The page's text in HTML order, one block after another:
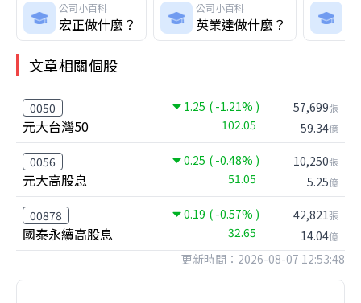
公司小百科
宏正做什麼？
公司小百科
英業達做什麼？
文章相關個股
0050 1.25 ( -1.21% )
元大台灣50 102.05
57,699張
59.34億
0056 0.25 ( -0.48% )
元大高股息 51.05
10,250張
5.25億
00878 0.19 ( -0.57% )
國泰永續高股息 32.65
42,821張
14.04億
更新時間：2026-08-07 12:53:48